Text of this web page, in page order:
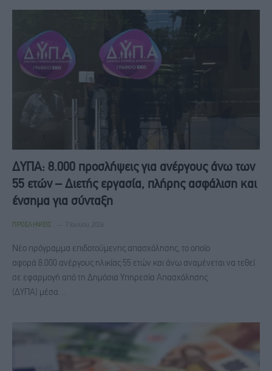
ΔΥΠΑ: 8.000 προσλήψεις για ανέργους άνω των
55 ετών – Διετής εργασία, πλήρης ασφάλιση και
ένσημα για σύνταξη
ΠΡΟΣΛΉΨΕΙΣ 7 Ιουλίου, 2026
Νέο πρόγραμμα επιδοτούμενης απασχόλησης, το οποίο
αφορά 8.000 ανέργους ηλικίας 55 ετών και άνω αναμένεται να τεθεί
σε εφαρμογή από τη Δημόσια Υπηρεσία Απασχόλησης
(ΔΥΠΑ) μέσα…